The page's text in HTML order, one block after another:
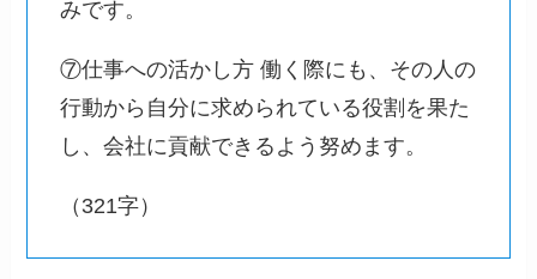
みです。
⑦仕事への活かし方 働く際にも、その人の
行動から自分に求められている役割を果た
し、会社に貢献できるよう努めます。
（321字）